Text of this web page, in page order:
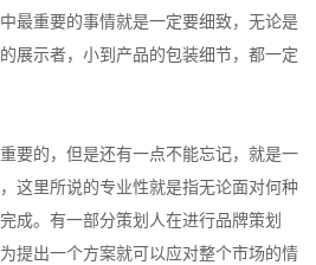
最重要的事情就是一定要细致，无论是
展示者，小到产品的包装细节，都一定
要的，但是还有一点不能忘记，就是一
这里所说的专业性就是指无论面对何种
成。有一部分策划人在进行品牌策划
提出一个方案就可以应对整个市场的情